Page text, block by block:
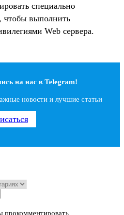
специально
чтобы выполнить
Web сервера.
на наc в Telegram!
новости и лучшие статьи
прокомментировать